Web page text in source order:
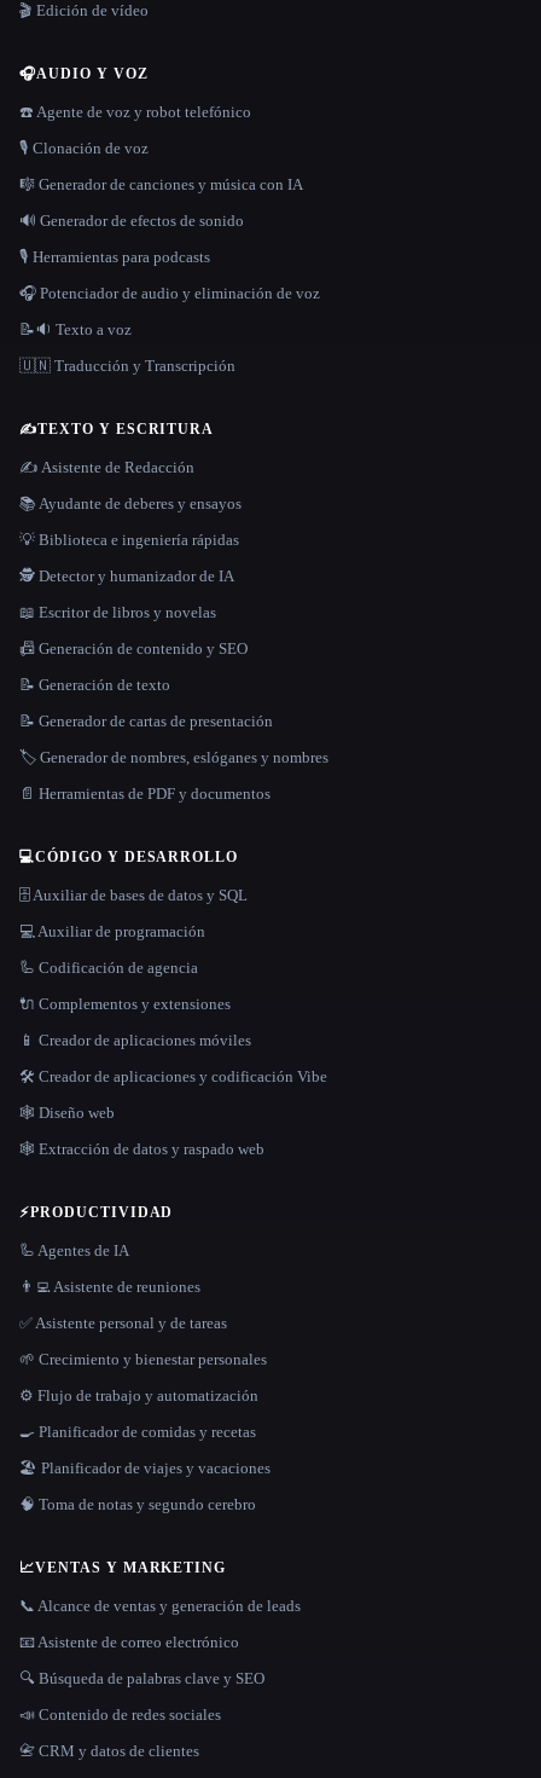
🎬 Edición de vídeo
🎧AUDIO Y VOZ
☎️ Agente de voz y robot telefónico
🎙️ Clonación de voz
🎼 Generador de canciones y música con IA
🔊 Generador de efectos de sonido
🎙️ Herramientas para podcasts
🎧 Potenciador de audio y eliminación de voz
📝🔉 Texto a voz
🇺🇳 Traducción y Transcripción
✍️TEXTO Y ESCRITURA
✍️ Asistente de Redacción
📚 Ayudante de deberes y ensayos
💡 Biblioteca e ingeniería rápidas
🕵️ Detector y humanizador de IA
📖 Escritor de libros y novelas
📠 Generación de contenido y SEO
📝 Generación de texto
📝 Generador de cartas de presentación
🏷️ Generador de nombres, eslóganes y nombres
📄 Herramientas de PDF y documentos
💻CÓDIGO Y DESARROLLO
🗄️ Auxiliar de bases de datos y SQL
💻 Auxiliar de programación
🦾 Codificación de agencia
🔌 Complementos y extensiones
📱 Creador de aplicaciones móviles
🛠️ Creador de aplicaciones y codificación Vibe
🕸 Diseño web
🕸️ Extracción de datos y raspado web
⚡PRODUCTIVIDAD
🦾 Agentes de IA
👨‍💻 Asistente de reuniones
✅ Asistente personal y de tareas
🌱 Crecimiento y bienestar personales
⚙️ Flujo de trabajo y automatización
🍳 Planificador de comidas y recetas
🏖 Planificador de viajes y vacaciones
🧠 Toma de notas y segundo cerebro
📈VENTAS Y MARKETING
📞 Alcance de ventas y generación de leads
📧 Asistente de correo electrónico
🔍 Búsqueda de palabras clave y SEO
📣 Contenido de redes sociales
📇 CRM y datos de clientes